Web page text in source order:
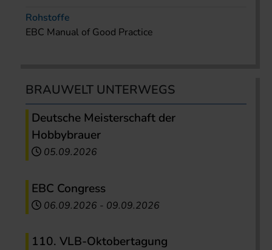
Rohstoffe
EBC Manual of Good Practice
BRAUWELT UNTERWEGS
Deutsche Meisterschaft der
Hobbybrauer
05.09.2026
EBC Congress
06.09.2026 - 09.09.2026
110. VLB-Oktobertagung